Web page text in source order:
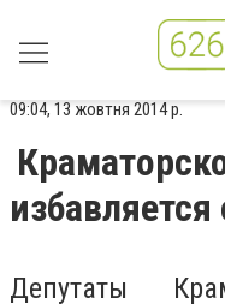
09:04, 13 жовтня 2014 р.
Депутаты